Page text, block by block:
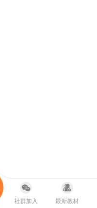
社群加入
最新教材